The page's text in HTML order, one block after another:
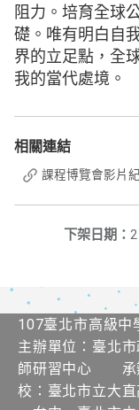
阻力。培育全球
礎。唯有明白自
界的立足點，全
我的當代處境。
相關連結
課程博覽會影片
下架日期：
107臺北市高級中
主辦單位：臺北
師研習中心 承
校：臺北市立大